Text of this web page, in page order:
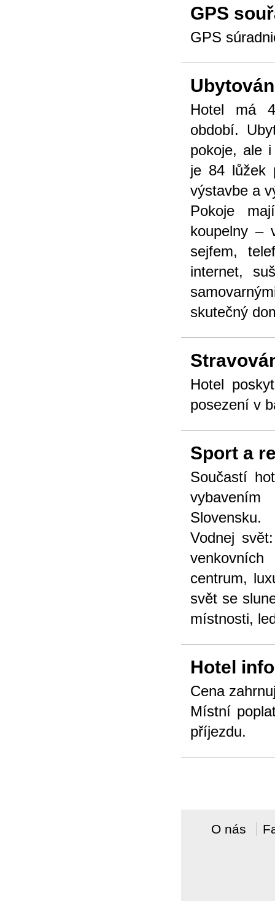
GPS
GPS
Hotel má
období.
pokoje, ale
je 84 lůžek
výstavbe a
Pokoje
koupelny –
sejfem,
internet,
skutečný
Hotel
posezení v
Sport a
Součastí
Slovensku.
Vodnej
centrum,
svět se
místnosti,
Hotel
Cena
Místní
příjezdu.
O nás